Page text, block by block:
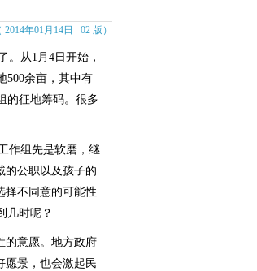
年01月14日 02 版）
从1月4日开始，
500余亩，其中有
的征地筹码。很多
作组先是软磨，继
的公职以及孩子的
择不同意的可能性
几时呢？
的意愿。地方政府
愿景，也会激起民